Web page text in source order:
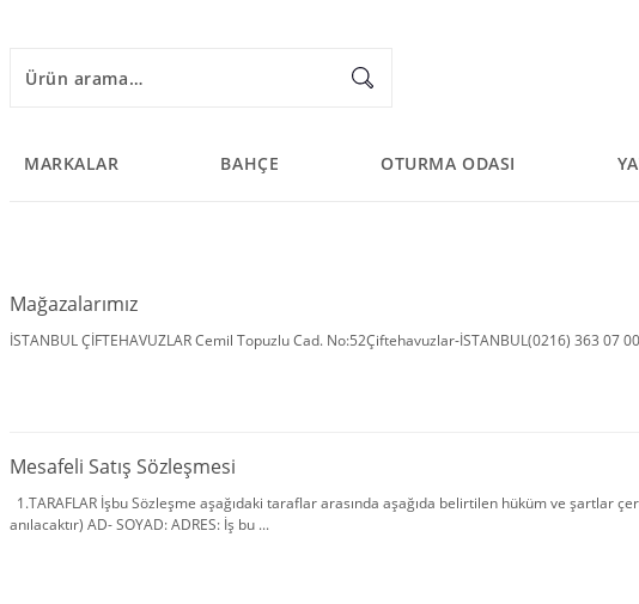
MARKALAR BAHÇE OTURMA ODASI
Mağazalarımız
İSTANBUL ÇİFTEHAVUZLAR Cemil Topuzlu Cad. No:52Çiftehavuzlar-İSTANBUL(0216) 363 07
Mesafeli Satış Sözleşmesi
1.TARAFLAR İşbu Sözleşme aşağıdaki taraflar arasında aşağıda belirtilen hüküm ve şartlar
anılacaktır) AD- SOYAD: ADRES: İş bu ...